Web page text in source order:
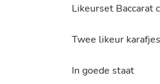
Likeurset Baccarat
Twee likeur
In goede staat